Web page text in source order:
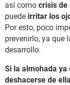
así como crisis de
puede irritar los
Por esto, poco
prevenirlo, ya que
desarrollo.
Si la almohada
deshacerse de